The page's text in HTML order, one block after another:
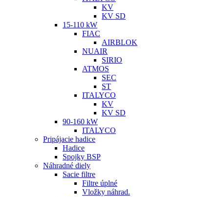
KV
KV SD
15-110 kW
FIAC
AIRBLOK
NUAIR
SIRIO
ATMOS
SEC
ST
ITALYCO
KV
KV SD
90-160 kW
ITALYCO
Pripájacie hadice
Hadice
Spojky BSP
Náhradné diely
Sacie filtre
Filtre úplné
Vložky náhrad.